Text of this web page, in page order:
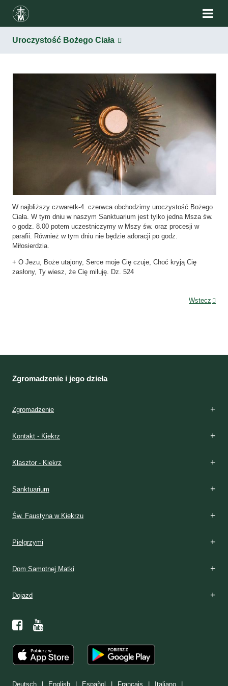
Uroczystość Bożego Ciała
W najbliższy czwaretk-4. czerwca obchodzimy uroczystość Bożego
Ciała. W tym dniu w naszym Sanktuarium jest tylko jedna Msza św.
o godz. 8.00 potem uczestniczymy w Mszy św. oraz procesji w
parafii. Również w tym dniu nie będzie adoracji po godz.
Miłosierdzia.
+ O Jezu, Boże utajony, Serce moje Cię czuje, Choć kryją Cię
zasłony, Ty wiesz, że Cię miłuję. Dz. 524
Wstecz
Zgromadzenie i jego dzieła
Zgromadzenie
Kontakt - Kiekrz
Klasztor - Kiekrz
Sanktuarium
Św. Faustyna w Kiekrzu
Pielgrzymi
Dom Samotnej Matki
Dojazd
Deutsch English Español Français Italiano